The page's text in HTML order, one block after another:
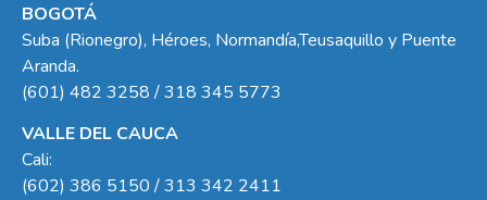
BOGOTÁ
Suba (Rionegro), Héroes, Normandía,Teusaquillo y Puente
Aranda.
(601) 482 3258 / 318 345 5773
VALLE DEL CAUCA
Cali:
(602) 386 5150 / 313 342 2411